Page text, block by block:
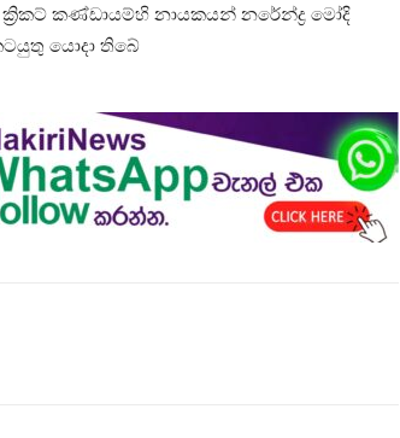
කණ්ඩායම්හි නායකයන් නරේන්ද්‍ර මෝදි
යොදා තිබේ